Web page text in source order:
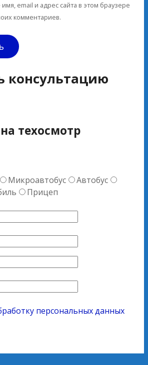
email и адрес сайта в этом браузере
комментариев.
консультацию
техосмотр
Микроавтобус
Автобус
Прицеп
персональных данных